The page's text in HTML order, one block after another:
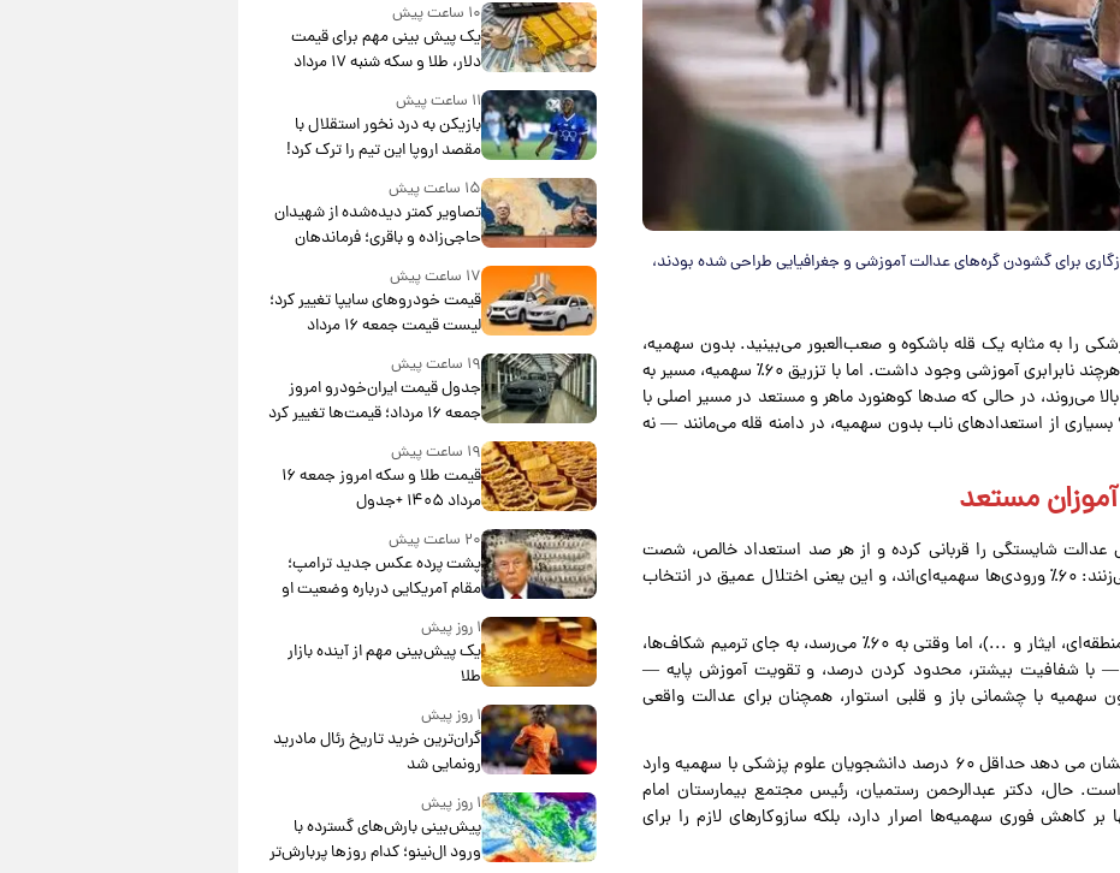
برای گشودن گره‌های عدالت آموزشی و جغرافیایی طراحی شده بودند،
را به مثابه یک قله باشکوه و صعب‌العبور می‌بینید. بدون سهمیه،
صعود بر پایه توان، استقامت و شایستگی خالص بود — هرچند نابرابری آموزشی وجود داشت. اما با تزریق ۶۰٪ سهمیه، مسیر به
می‌روند، در حالی که صدها کوهنورد ماهر و مستعد در مسیر اصلی با
بسیاری از استعدادهای ناب بدون سهمیه، در دامنه قله می‌مانند — نه
عدالت شایستگی را قربانی کرده و از هر صد استعداد خالص، شصت
درصدشان را به حاشیه رانده است. آمارها این را فریاد می‌زنند: ۶۰٪ ورودی‌ها سهمیه‌ای‌اند، و این یعنی اختلال عمیق در انتخاب
البته سهمیه‌ها ریشه در نیازهای اجتماعی دارند (عدالت منطقه‌ای، ایثار و ...)، اما وقتی به ۶۰٪ می‌رسد، به جای ترمیم شکاف‌ها،
با شفافیت بیشتر، محدود کردن درصد، و تقویت آموزش پایه —
سهمیه با چشمانی باز و قلبی استوار، همچنان برای عدالت واقعی
اظهارات مسئولان و دست اندرکاران در سیستم سلامت نشان می دهد حداقل ۶۰ درصد دانشجویان علوم پزشکی با سهمیه وارد
و سهم داوطلبان آزاد تنها ۴۰ درصد است. حال، دکتر عبدالرحمن رستمیان، رئیس مجتمع بیمارستان امام
بر کاهش فوری سهمیه‌ها اصرار دارد، بلکه سازوکارهای لازم را برای
۱۰ ساعت پیش
یک پیش ‌بینی مهم برای قیمت
دلار، طلا و سکه شنبه ۱۷ مرداد
۱۴۰۵
۱۱ ساعت پیش
بازیکن به درد نخور استقلال با
مقصد اروپا این تیم را ترک کرد!
۱۵ ساعت پیش
تصاویر کمتر دیده‌شده از شهیدان
حاجی‌زاده و باقری؛ فرماندهان
شهید هوافضای ایران
۱۷ ساعت پیش
قیمت خودروهای سایپا تغییر کرد؛
لیست قیمت جمعه ۱۶ مرداد
منتشر شد
۱۹ ساعت پیش
جدول قیمت ایران‌خودرو امروز
جمعه ۱۶ مرداد؛ قیمت‌ها تغییر کرد
۱۹ ساعت پیش
قیمت طلا و سکه امروز جمعه ۱۶
مرداد ۱۴۰۵ +جدول
۲۰ ساعت پیش
پشت پرده عکس جدید ترامپ؛
مقام آمریکایی درباره وضعیت او
چه گفت؟
۱ روز پیش
یک پیش‌بینی مهم از آینده بازار
طلا
۱ روز پیش
گران‌ترین خرید تاریخ رئال مادرید
رونمایی شد
۱ روز پیش
پیش‌بینی بارش‌های گسترده با
ورود ال‌نینو؛ کدام روزها پربارش‌تر